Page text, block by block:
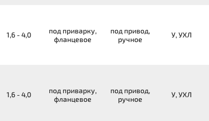
1,6 - 4,0
под приварку,
фланцевое
под привод,
ручное
У, УХЛ
1,6 - 4,0
под приварку,
фланцевое
под привод,
ручное
У, УХЛ